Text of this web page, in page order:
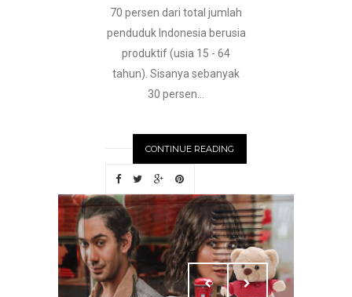
70 persen dari total jumlah
penduduk Indonesia berusia
produktif (usia 15 - 64
tahun). Sisanya sebanyak
30 persen...
CONTINUE READING